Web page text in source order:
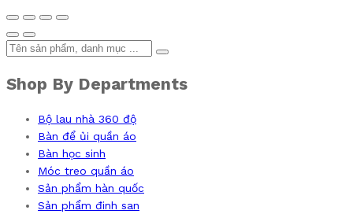
Shop By Departments
Bộ lau nhà 360 độ
Bàn để ủi quần áo
Bàn học sinh
Móc treo quần áo
Sản phẩm hàn quốc
Sản phẩm đinh san